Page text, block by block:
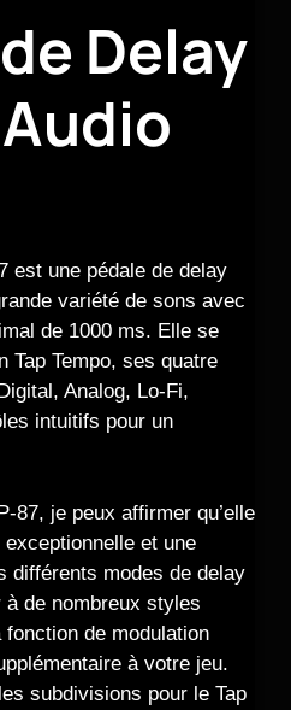
Delay
est une pédale de delay
variété de sons avec
de 1000 ms. Elle se
Tap Tempo, ses quatre
Analog, Lo-Fi,
intuitifs pour un
87, je peux affirmer qu’elle
et une
différents modes de delay
à de nombreux styles
de modulation
à votre jeu.
subdivisions pour le Tap